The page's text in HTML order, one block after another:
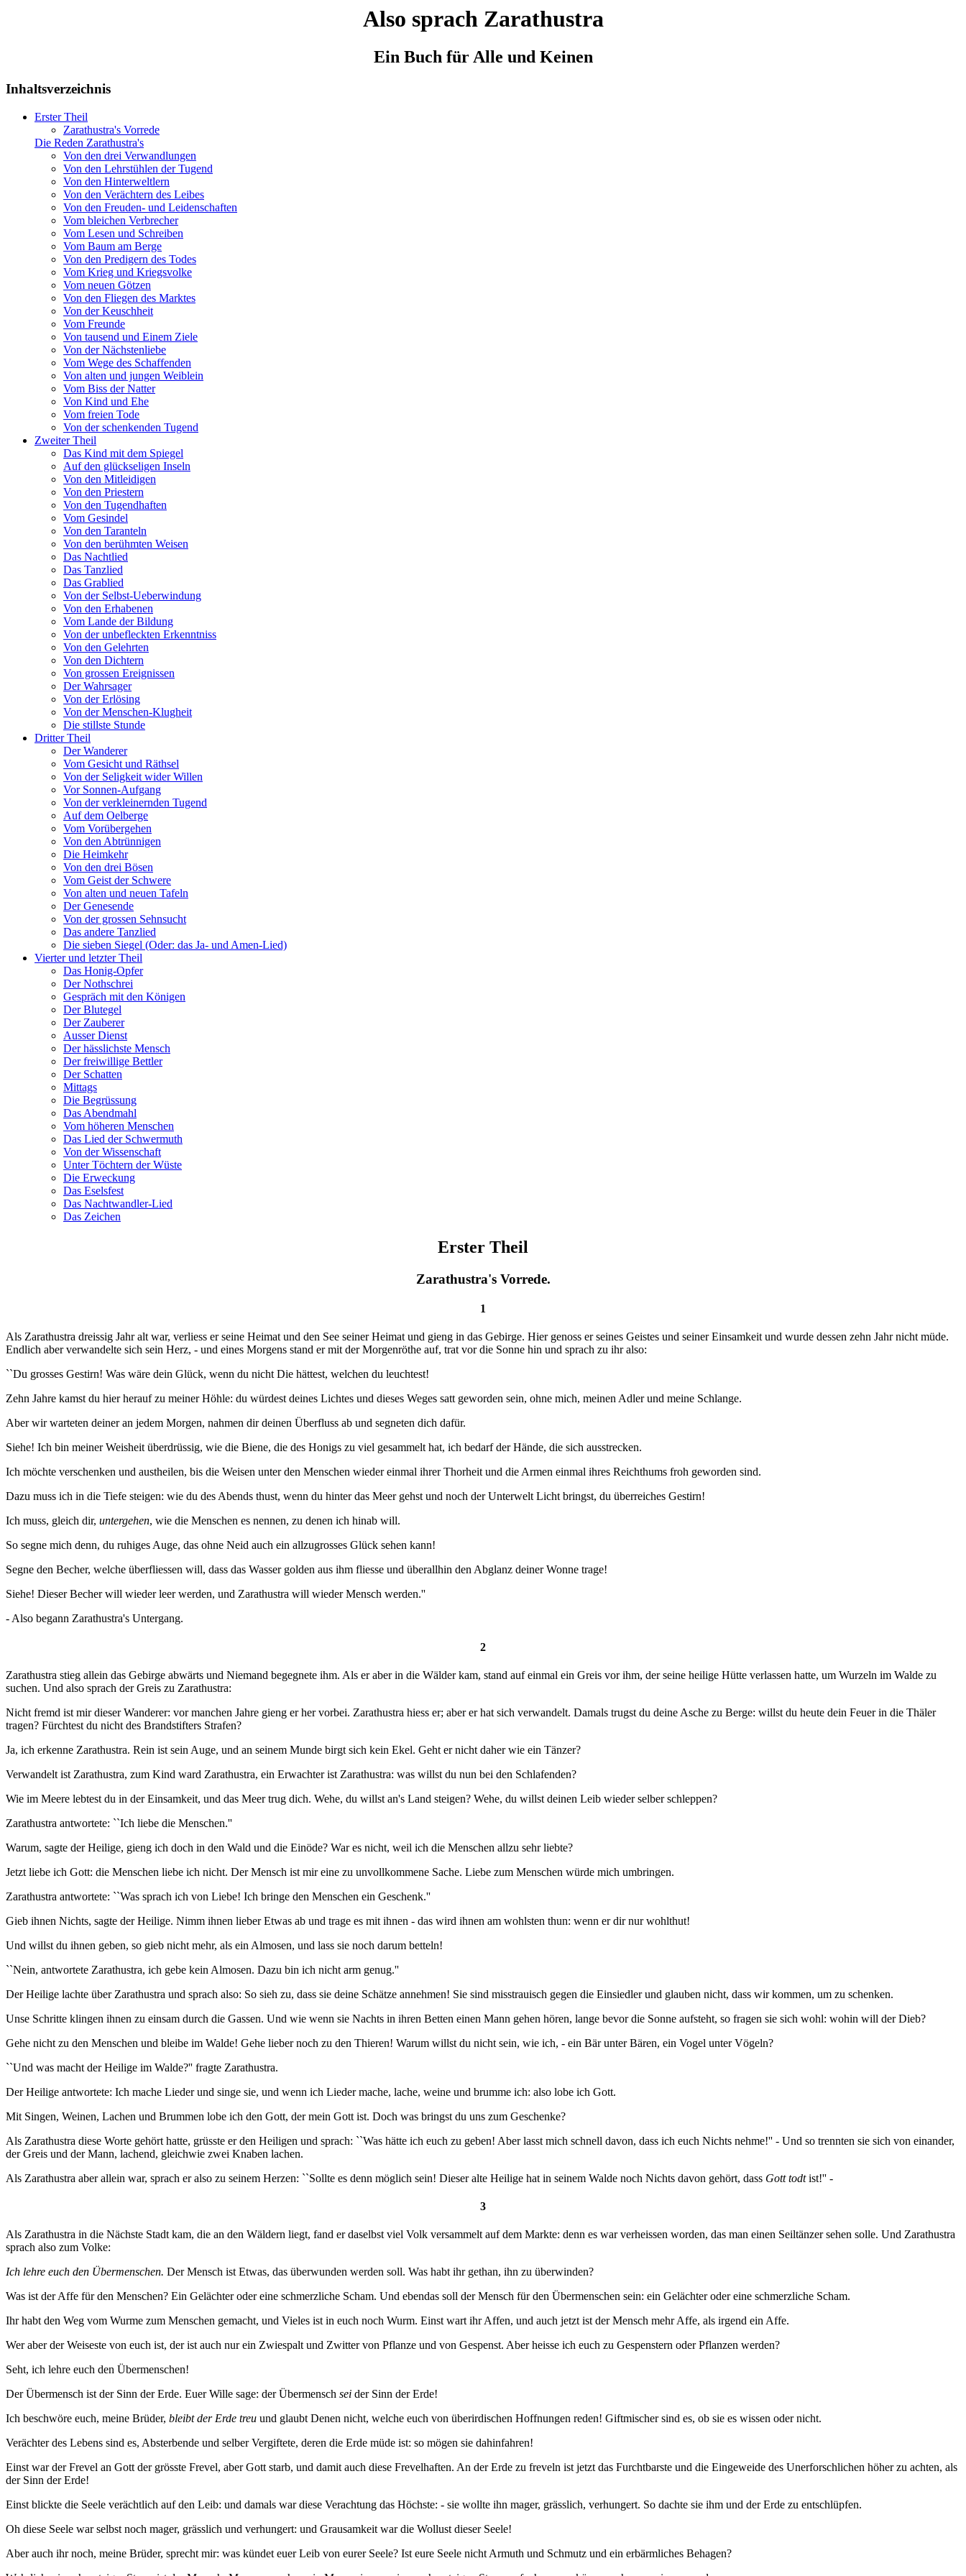
Also sprach Zarathustra
Ein Buch für Alle und Keinen
Inhaltsverzeichnis
Erster Theil
Zarathustra's Vorrede
Die Reden Zarathustra's
Von den drei Verwandlungen
Von den Lehrstühlen der Tugend
Von den Hinterweltlern
Von den Verächtern des Leibes
Von den Freuden- und Leidenschaften
Vom bleichen Verbrecher
Vom Lesen und Schreiben
Vom Baum am Berge
Von den Predigern des Todes
Vom Krieg und Kriegsvolke
Vom neuen Götzen
Von den Fliegen des Marktes
Von der Keuschheit
Vom Freunde
Von tausend und Einem Ziele
Von der Nächstenliebe
Vom Wege des Schaffenden
Von alten und jungen Weiblein
Vom Biss der Natter
Von Kind und Ehe
Vom freien Tode
Von der schenkenden Tugend
Zweiter Theil
Das Kind mit dem Spiegel
Auf den glückseligen Inseln
Von den Mitleidigen
Von den Priestern
Von den Tugendhaften
Vom Gesindel
Von den Taranteln
Von den berühmten Weisen
Das Nachtlied
Das Tanzlied
Das Grablied
Von der Selbst-Ueberwindung
Von den Erhabenen
Vom Lande der Bildung
Von der unbefleckten Erkenntniss
Von den Gelehrten
Von den Dichtern
Von grossen Ereignissen
Der Wahrsager
Von der Erlösing
Von der Menschen-Klugheit
Die stillste Stunde
Dritter Theil
Der Wanderer
Vom Gesicht und Räthsel
Von der Seligkeit wider Willen
Vor Sonnen-Aufgang
Von der verkleinernden Tugend
Auf dem Oelberge
Vom Vorübergehen
Von den Abtrünnigen
Die Heimkehr
Von den drei Bösen
Vom Geist der Schwere
Von alten und neuen Tafeln
Der Genesende
Von der grossen Sehnsucht
Das andere Tanzlied
Die sieben Siegel (Oder: das Ja- und Amen-Lied)
Vierter und letzter Theil
Das Honig-Opfer
Der Nothschrei
Gespräch mit den Königen
Der Blutegel
Der Zauberer
Ausser Dienst
Der hässlichste Mensch
Der freiwillige Bettler
Der Schatten
Mittags
Die Begrüssung
Das Abendmahl
Vom höheren Menschen
Das Lied der Schwermuth
Von der Wissenschaft
Unter Töchtern der Wüste
Die Erweckung
Das Eselsfest
Das Nachtwandler-Lied
Das Zeichen
Erster Theil
Zarathustra's Vorrede.
1
Als Zarathustra dreissig Jahr alt war, verliess er seine Heimat und den See seiner Heimat und gieng in das Gebirge. Hier genoss er seines Geistes und seiner Einsamkeit und wurde dessen zehn Jahr nicht müde.
Endlich aber verwandelte sich sein Herz, - und eines Morgens stand er mit der Morgenröthe auf, trat vor die Sonne hin und sprach zu ihr also:
``Du grosses Gestirn! Was wäre dein Glück, wenn du nicht Die hättest, welchen du leuchtest!
Zehn Jahre kamst du hier herauf zu meiner Höhle: du würdest deines Lichtes und dieses Weges satt geworden sein, ohne mich, meinen Adler und meine Schlange.
Aber wir warteten deiner an jedem Morgen, nahmen dir deinen Überfluss ab und segneten dich dafür.
Siehe! Ich bin meiner Weisheit überdrüssig, wie die Biene, die des Honigs zu viel gesammelt hat, ich bedarf der Hände, die sich ausstrecken.
Ich möchte verschenken und austheilen, bis die Weisen unter den Menschen wieder einmal ihrer Thorheit und die Armen einmal ihres Reichthums froh geworden sind.
Dazu muss ich in die Tiefe steigen: wie du des Abends thust, wenn du hinter das Meer gehst und noch der Unterwelt Licht bringst, du überreiches Gestirn!
Ich muss, gleich dir, untergehen, wie die Menschen es nennen, zu denen ich hinab will.
So segne mich denn, du ruhiges Auge, das ohne Neid auch ein allzugrosses Glück sehen kann!
Segne den Becher, welche überfliessen will, dass das Wasser golden aus ihm fliesse und überallhin den Abglanz deiner Wonne trage!
Siehe! Dieser Becher will wieder leer werden, und Zarathustra will wieder Mensch werden.''
- Also begann Zarathustra's Untergang.
2
Zarathustra stieg allein das Gebirge abwärts und Niemand begegnete ihm. Als er aber in die Wälder kam, stand auf einmal ein Greis vor ihm, der seine heilige Hütte verlassen hatte, um Wurzeln im Walde zu
suchen. Und also sprach der Greis zu Zarathustra:
Nicht fremd ist mir dieser Wanderer: vor manchen Jahre gieng er her vorbei. Zarathustra hiess er; aber er hat sich verwandelt. Damals trugst du deine Asche zu Berge: willst du heute dein Feuer in die Thäler
tragen? Fürchtest du nicht des Brandstifters Strafen?
Ja, ich erkenne Zarathustra. Rein ist sein Auge, und an seinem Munde birgt sich kein Ekel. Geht er nicht daher wie ein Tänzer?
Verwandelt ist Zarathustra, zum Kind ward Zarathustra, ein Erwachter ist Zarathustra: was willst du nun bei den Schlafenden?
Wie im Meere lebtest du in der Einsamkeit, und das Meer trug dich. Wehe, du willst an's Land steigen? Wehe, du willst deinen Leib wieder selber schleppen?
Zarathustra antwortete: ``Ich liebe die Menschen.''
Warum, sagte der Heilige, gieng ich doch in den Wald und die Einöde? War es nicht, weil ich die Menschen allzu sehr liebte?
Jetzt liebe ich Gott: die Menschen liebe ich nicht. Der Mensch ist mir eine zu unvollkommene Sache. Liebe zum Menschen würde mich umbringen.
Zarathustra antwortete: ``Was sprach ich von Liebe! Ich bringe den Menschen ein Geschenk.''
Gieb ihnen Nichts, sagte der Heilige. Nimm ihnen lieber Etwas ab und trage es mit ihnen - das wird ihnen am wohlsten thun: wenn er dir nur wohlthut!
Und willst du ihnen geben, so gieb nicht mehr, als ein Almosen, und lass sie noch darum betteln!
``Nein, antwortete Zarathustra, ich gebe kein Almosen. Dazu bin ich nicht arm genug.''
Der Heilige lachte über Zarathustra und sprach also: So sieh zu, dass sie deine Schätze annehmen! Sie sind misstrauisch gegen die Einsiedler und glauben nicht, dass wir kommen, um zu schenken.
Unse Schritte klingen ihnen zu einsam durch die Gassen. Und wie wenn sie Nachts in ihren Betten einen Mann gehen hören, lange bevor die Sonne aufsteht, so fragen sie sich wohl: wohin will der Dieb?
Gehe nicht zu den Menschen und bleibe im Walde! Gehe lieber noch zu den Thieren! Warum willst du nicht sein, wie ich, - ein Bär unter Bären, ein Vogel unter Vögeln?
``Und was macht der Heilige im Walde?'' fragte Zarathustra.
Der Heilige antwortete: Ich mache Lieder und singe sie, und wenn ich Lieder mache, lache, weine und brumme ich: also lobe ich Gott.
Mit Singen, Weinen, Lachen und Brummen lobe ich den Gott, der mein Gott ist. Doch was bringst du uns zum Geschenke?
Als Zarathustra diese Worte gehört hatte, grüsste er den Heiligen und sprach: ``Was hätte ich euch zu geben! Aber lasst mich schnell davon, dass ich euch Nichts nehme!'' - Und so trennten sie sich von einander,
der Greis und der Mann, lachend, gleichwie zwei Knaben lachen.
Als Zarathustra aber allein war, sprach er also zu seinem Herzen: ``Sollte es denn möglich sein! Dieser alte Heilige hat in seinem Walde noch Nichts davon gehört, dass Gott todtist!'' -
3
Als Zarathustra in die Nächste Stadt kam, die an den Wäldern liegt, fand er daselbst viel Volk versammelt auf dem Markte: denn es war verheissen worden, das man einen Seiltänzer sehen solle. Und Zarathustra
sprach also zum Volke:
Ich lehre euch den Übermenschen. Der Mensch ist Etwas, das überwunden werden soll. Was habt ihr gethan, ihn zu überwinden?
Was ist der Affe für den Menschen? Ein Gelächter oder eine schmerzliche Scham. Und ebendas soll der Mensch für den Übermenschen sein: ein Gelächter oder eine schmerzliche Scham.
Ihr habt den Weg vom Wurme zum Menschen gemacht, und Vieles ist in euch noch Wurm. Einst wart ihr Affen, und auch jetzt ist der Mensch mehr Affe, als irgend ein Affe.
Wer aber der Weiseste von euch ist, der ist auch nur ein Zwiespalt und Zwitter von Pflanze und von Gespenst. Aber heisse ich euch zu Gespenstern oder Pflanzen werden?
Seht, ich lehre euch den Übermenschen!
Der Übermensch ist der Sinn der Erde. Euer Wille sage: der Übermensch sei der Sinn der Erde!
Ich beschwöre euch, meine Brüder, bleibt der Erde treu und glaubt Denen nicht, welche euch von überirdischen Hoffnungen reden! Giftmischer sind es, ob sie es wissen oder nicht.
Verächter des Lebens sind es, Absterbende und selber Vergiftete, deren die Erde müde ist: so mögen sie dahinfahren!
Einst war der Frevel an Gott der grösste Frevel, aber Gott starb, und damit auch diese Frevelhaften. An der Erde zu freveln ist jetzt das Furchtbarste und die Eingeweide des Unerforschlichen höher zu achten, als
der Sinn der Erde!
Einst blickte die Seele verächtlich auf den Leib: und damals war diese Verachtung das Höchste: - sie wollte ihn mager, grässlich, verhungert. So dachte sie ihm und der Erde zu entschlüpfen.
Oh diese Seele war selbst noch mager, grässlich und verhungert: und Grausamkeit war die Wollust dieser Seele!
Aber auch ihr noch, meine Brüder, sprecht mir: was kündet euer Leib von eurer Seele? Ist eure Seele nicht Armuth und Schmutz und ein erbärmliches Behagen?